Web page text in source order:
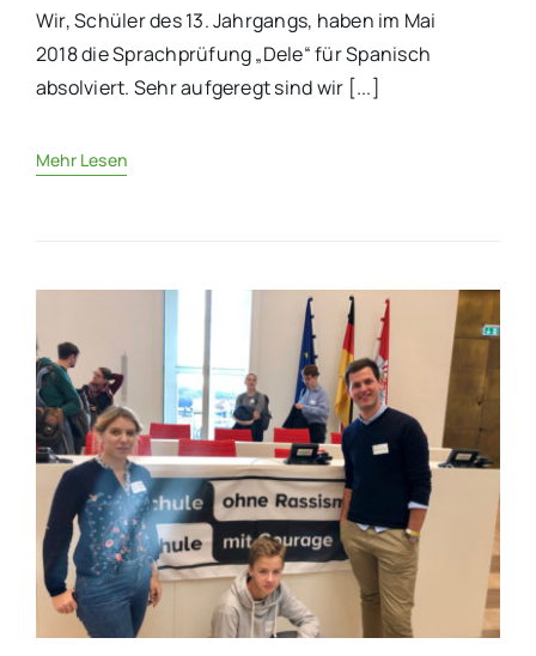
Wir, Schüler des 13. Jahrgangs, haben im Mai
2018 die Sprachprüfung „Dele“ für Spanisch
absolviert. Sehr aufgeregt sind wir [...]
Mehr Lesen